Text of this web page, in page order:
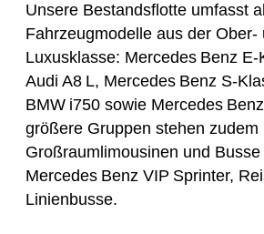
Unsere Bestandsflotte umfasst
Fahrzeugmodelle aus der Ober‑
Luxusklasse: Mercedes Benz
Audi A8 L, Mercedes Benz
BMW i750 sowie Mercedes
größere Gruppen stehen zudem
Großraumlimousinen und
Mercedes Benz VIP Sprinter,
Linienbusse.